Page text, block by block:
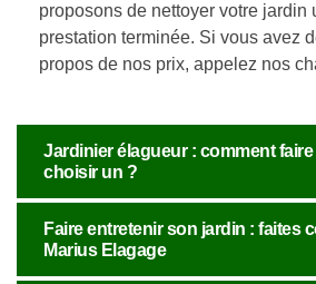
proposons de nettoyer votre jardin
prestation terminée. Si vous avez
propos de nos prix, appelez nos
Jardinier élagueur : comment
choisir un ?
Faire entretenir son jardin : faites
Marius Elagage